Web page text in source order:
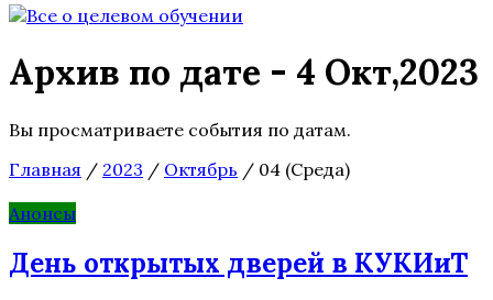
Архив по дате - 4 Окт,2023
Вы просматриваете события по датам.
Главная / 2023 / Октябрь / 04 (Среда)
Анонсы
День открытых дверей в КУКИиТ